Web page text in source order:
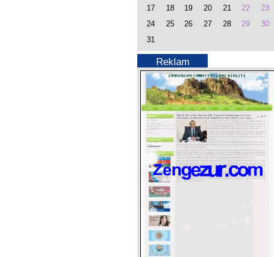
17
18 19 20 21 22
23
24
25 26 27 28 29
30
31
Reklam